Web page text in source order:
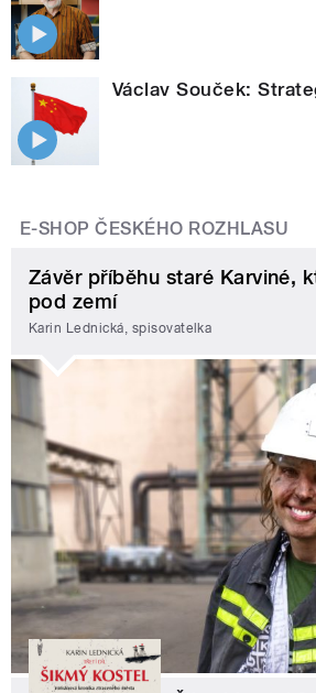
Václav Souček:
E-SHOP ČESKÉHO ROZHLASU
Závěr příběhu staré Karviné,
pod zemí
Karin Lednická, spisovatelka